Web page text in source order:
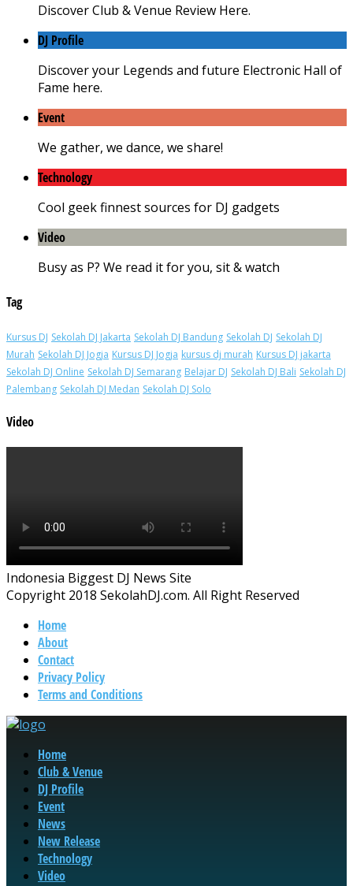
Discover Club & Venue Review Here.
DJ Profile
Discover your Legends and future Electronic Hall of
Fame here.
Event
We gather, we dance, we share!
Technology
Cool geek finnest sources for DJ gadgets
Video
Busy as P? We read it for you, sit & watch
Tag
Kursus DJ Sekolah DJ Jakarta Sekolah DJ Bandung Sekolah DJ Sekolah DJ
Murah Sekolah DJ Jogja Kursus DJ Jogja kursus dj murah Kursus DJ jakarta
Sekolah DJ Online Sekolah DJ Semarang Belajar DJ Sekolah DJ Bali Sekolah DJ
Palembang Sekolah DJ Medan Sekolah DJ Solo
Video
Indonesia Biggest DJ News Site
Copyright 2018 SekolahDJ.com. All Right Reserved
Home
About
Contact
Privacy Policy
Terms and Conditions
Home
Club & Venue
DJ Profile
Event
News
New Release
Technology
Video